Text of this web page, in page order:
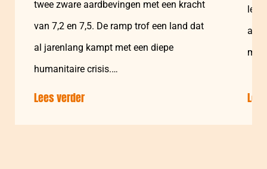
twee zware aardbevingen met een kracht
van 7,2 en 7,5. De ramp trof een land dat
al jarenlang kampt met een diepe
humanitaire crisis.…
Lees verder
Venezuela:
aan